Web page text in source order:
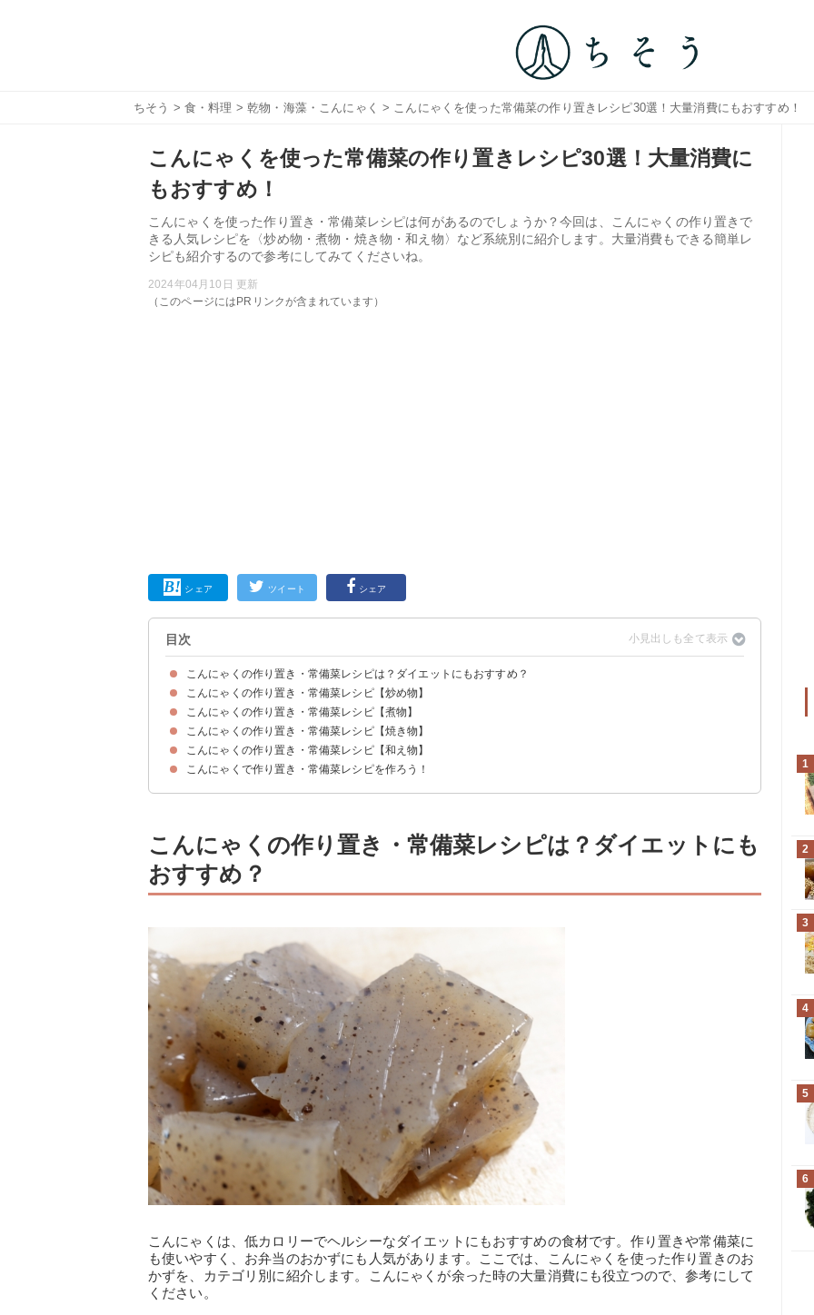
ちそう > 食・料理 >乾物・海藻・こんにゃく > こんにゃくを使った常備菜の作り置きレシピ30選！大量消費にもおすすめ！
こんにゃくを使った常備菜の作り置きレシピ30選！大量消費に
もおすすめ！
こんにゃくを使った作り置き・常備菜レシピは何があるのでしょうか？今回は、こんにゃくの作り置きで
きる人気レシピを〈炒め物・煮物・焼き物・和え物〉など系統別に紹介します。大量消費もできる簡単レ
シピも紹介するので参考にしてみてくださいね。
2024年04月10日 更新
（このページにはPRリンクが含まれています）
シェア ツイート シェア
目次
こんにゃくの作り置き・常備菜レシピは？ダイエットにもおすすめ？
こんにゃくの作り置き・常備菜レシピ【炒め物】
①作り置きできるピリ辛こんにゃく
②こんにゃくとちくわの炒め物
③作り置きできるこんにゃくの味噌炒め
④めんつゆで作るこんにゃくと油揚げの炒め物
⑤おつまみにも最適のおかか炒め
⑥こんにゃくとさつまいもの韓国風炒め
⑦舞茸とこんにゃくの炒め物
⑧作り置きにおすすめのこんにゃくの肉味噌炒め
⑨こんにゃくの甘辛生姜炒め
⑩冷凍こんにゃくの青椒肉絲風
⑪玉こんにゃくの中華風炒め
⑫おつまみにもおすすめのガーリックバター醤油炒め
⑬こんにゃくの大量消費におすすめのツナ炒め
⑭レンジで簡単糸こんにゃくのチャプチェ風
こんにゃくの作り置き・常備菜レシピ【煮物】
①大豆とこんにゃくの煮物
②おつまみで人気の牛すじこんにゃく
③こんにゃくとしいたけの生姜煮
④こんにゃくの柚子胡椒煮
⑤日持ちしやすい山形風玉こんにゃく
⑥厚揚げこんにゃく味噌煮込み
⑦じゃがいもとこんにゃくのうま辛味噌煮込み
⑧彩りの良いこんにゃくの常備菜
⑨厚揚げとこんにゃくのカレー煮込み
⑩鶏肉とねじりこんにゃくの山椒煮
こんにゃくの作り置き・常備菜レシピ【焼き物】
①こんにゃくの豚肉巻き
②こんにゃくのガーリックステーキ
③こんにゃくとしいたけの焼き物
こんにゃくの作り置き・常備菜レシピ【和え物】
①こんにゃくと人参のごまマヨ和え
②ごぼうとこんにゃくのごま和え
③こんにゃくのたらこマヨネーズ和え
こんにゃくで作り置き・常備菜レシピを作ろう！
こんにゃくの作り置き・常備菜レシピは？ダイエットにも
おすすめ？
こんにゃくは、低カロリーでヘルシーなダイエットにもおすすめの食材です。作り置きや常備菜に
も使いやすく、お弁当のおかずにも人気があります。ここでは、こんにゃくを使った作り置きのお
かずを、カテゴリ別に紹介します。こんにゃくが余った時の大量消費にも役立つので、参考にして
ください。
1
2
3
4
5
6